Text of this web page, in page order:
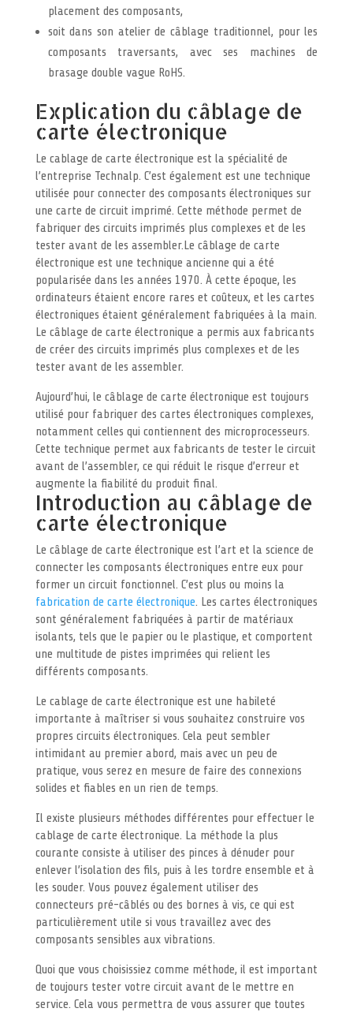
placement des composants,
soit dans son atelier de câblage traditionnel, pour les
composants traversants, avec ses machines de
brasage double vague RoHS.
Explication du câblage de
carte électronique
Le cablage de carte électronique est la spécialité de
l’entreprise Technalp. C’est également est une technique
utilisée pour connecter des composants électroniques sur
une carte de circuit imprimé. Cette méthode permet de
fabriquer des circuits imprimés plus complexes et de les
tester avant de les assembler.Le câblage de carte
électronique est une technique ancienne qui a été
popularisée dans les années 1970. À cette époque, les
ordinateurs étaient encore rares et coûteux, et les cartes
électroniques étaient généralement fabriquées à la main.
Le câblage de carte électronique a permis aux fabricants
de créer des circuits imprimés plus complexes et de les
tester avant de les assembler.
Aujourd’hui, le câblage de carte électronique est toujours
utilisé pour fabriquer des cartes électroniques complexes,
notamment celles qui contiennent des microprocesseurs.
Cette technique permet aux fabricants de tester le circuit
avant de l’assembler, ce qui réduit le risque d’erreur et
augmente la fiabilité du produit final.
Introduction au câblage de
carte électronique
Le câblage de carte électronique est l’art et la science de
connecter les composants électroniques entre eux pour
former un circuit fonctionnel. C’est plus ou moins la
fabrication de carte électronique. Les cartes électroniques
sont généralement fabriquées à partir de matériaux
isolants, tels que le papier ou le plastique, et comportent
une multitude de pistes imprimées qui relient les
différents composants.
Le cablage de carte électronique est une habileté
importante à maîtriser si vous souhaitez construire vos
propres circuits électroniques. Cela peut sembler
intimidant au premier abord, mais avec un peu de
pratique, vous serez en mesure de faire des connexions
solides et fiables en un rien de temps.
Il existe plusieurs méthodes différentes pour effectuer le
cablage de carte électronique. La méthode la plus
courante consiste à utiliser des pinces à dénuder pour
enlever l’isolation des fils, puis à les tordre ensemble et à
les souder. Vous pouvez également utiliser des
connecteurs pré-câblés ou des bornes à vis, ce qui est
particulièrement utile si vous travaillez avec des
composants sensibles aux vibrations.
Quoi que vous choisissiez comme méthode, il est important
de toujours tester votre circuit avant de le mettre en
service. Cela vous permettra de vous assurer que toutes